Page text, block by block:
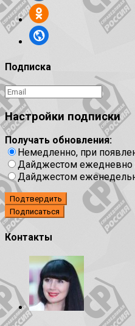
Подписка
Настройки подписки
Получать обновления:
Немедленно, при
Дайджестом ежедневно
Дайджестом
Подтвердить
Контакты